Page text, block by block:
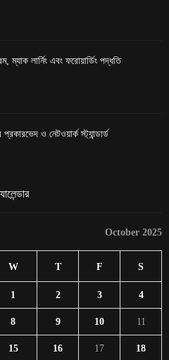
ম্যাক লার্নিং এবং ফরোয়ার্ডিং পদ্ধতি
ও নেটওয়ার্ক স্ট্যান্ডার্ড
October 2025
W T F S
1 2 3 4
8 9 10 11
15 16 17 18